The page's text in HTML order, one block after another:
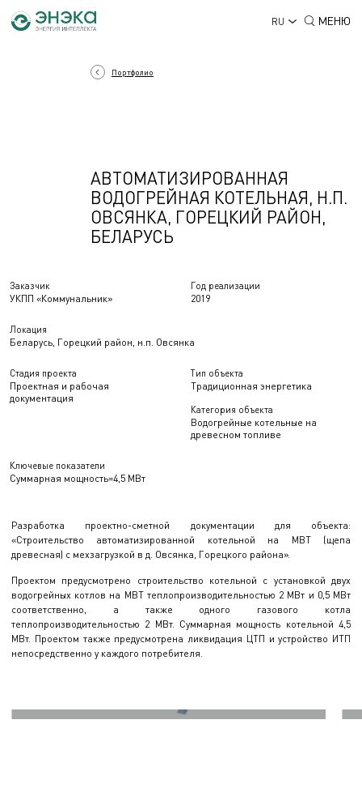
RU МЕНЮ
Заказчик
УКПП «Коммунальник»
Год реализации
2019
Локация
Беларусь, Горецкий район, н.п. Овсянка
Стадия проекта
Проектная и рабочая
документация
Тип объекта
Традиционная энергетика
Категория объекта
Водогрейные котельные на
древесном топливе
Ключевые показатели
Суммарная мощность=4,5 МВт
Портфолио
АВТОМАТИЗИРОВАННАЯ
ВОДОГРЕЙНАЯ КОТЕЛЬНАЯ, Н.П.
ОВСЯНКА, ГОРЕЦКИЙ РАЙОН,
БЕЛАРУСЬ
Разработка проектно-сметной документации для объекта:
«Строительство автоматизированной котельной на МВТ (щепа
древесная) с мехзагрузкой в д. Овсянка, Горецкого района».
Проектом предусмотрено строительство котельной с установкой двух
водогрейных котлов на МВТ теплопроизводительностью 2 МВт и 0,5 МВт
соответственно, а также одного газового котла
теплопроизводительностью 2 МВт. Суммарная мощность котельной 4,5
МВт. Проектом также предусмотрена ликвидация ЦТП и устройство ИТП
непосредственно у каждого потребителя.